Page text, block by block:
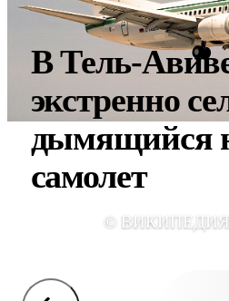
В Тель-
экстренно
дымящийся
самолет
© ВИКИПЕДИЯ/